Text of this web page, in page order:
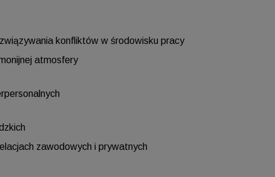
konfliktów w środowisku pracy
atmosfery
zawodowych i prywatnych